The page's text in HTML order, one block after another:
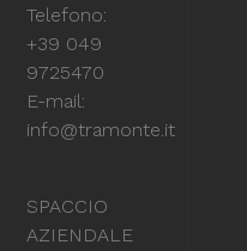
Telefono:
+39 049
9725470
E-mail:
info@tramonte.it
SPACCIO
AZIENDALE